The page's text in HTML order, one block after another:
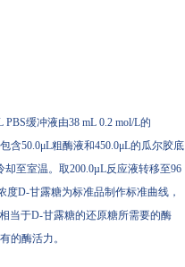
PBS缓冲液由38 mL 0.2 mol/L的
含50.0μL粗酶液和450.0μL的瓜尔胶底
冷却至室温。取200.0µL反应液转移至96
D-甘露糖为标准品制作标准曲线，
相当于D-甘露糖的还原糖所需要的酶
酶活力。